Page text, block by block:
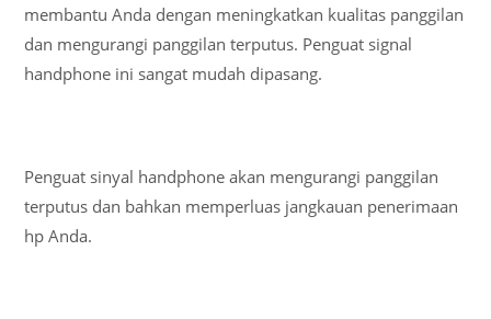
membantu Anda dengan meningkatkan kualitas panggilan
dan mengurangi panggilan terputus. Penguat signal
handphone ini sangat mudah dipasang.
Penguat sinyal handphone akan mengurangi panggilan
terputus dan bahkan memperluas jangkauan penerimaan
hp Anda.